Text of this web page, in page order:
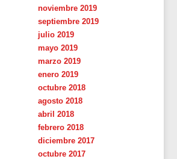
noviembre 2019
septiembre 2019
julio 2019
mayo 2019
marzo 2019
enero 2019
octubre 2018
agosto 2018
abril 2018
febrero 2018
diciembre 2017
octubre 2017